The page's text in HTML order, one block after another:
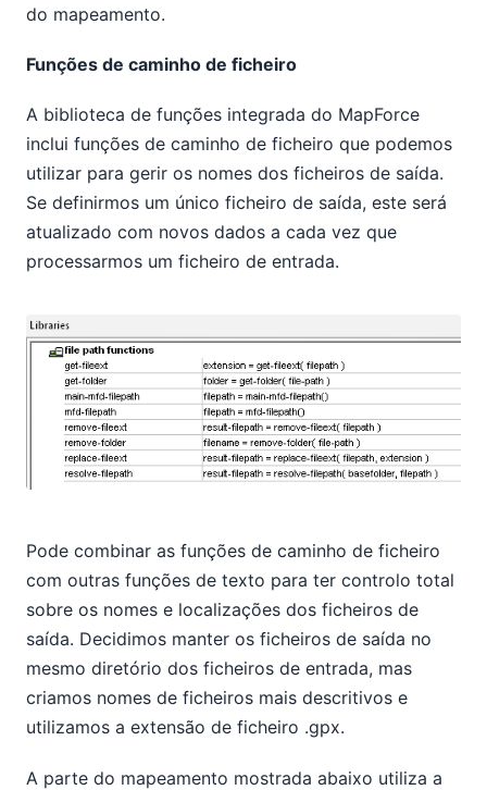
do mapeamento.
Funções de caminho de ficheiro
A biblioteca de funções integrada do MapForce
inclui funções de caminho de ficheiro que podemos
utilizar para gerir os nomes dos ficheiros de saída.
Se definirmos um único ficheiro de saída, este será
atualizado com novos dados a cada vez que
processarmos um ficheiro de entrada.
Pode combinar as funções de caminho de ficheiro
com outras funções de texto para ter controlo total
sobre os nomes e localizações dos ficheiros de
saída. Decidimos manter os ficheiros de saída no
mesmo diretório dos ficheiros de entrada, mas
criamos nomes de ficheiros mais descritivos e
utilizamos a extensão de ficheiro .gpx.
A parte do mapeamento mostrada abaixo utiliza a